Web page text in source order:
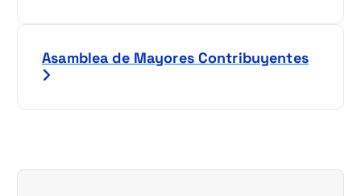
Asamblea de Mayores Contribuyentes